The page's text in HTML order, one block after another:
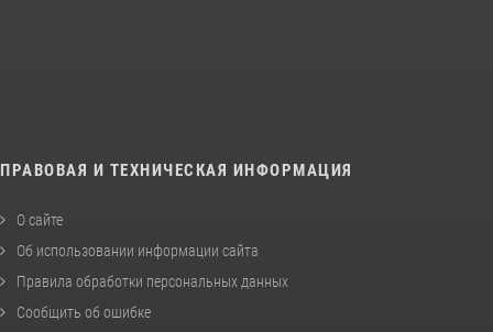
ПРАВОВАЯ И ТЕХНИЧЕСКАЯ ИНФОРМАЦИЯ
О сайте
Об использовании информации сайта
Правила обработки персональных данных
Сообщить об ошибке